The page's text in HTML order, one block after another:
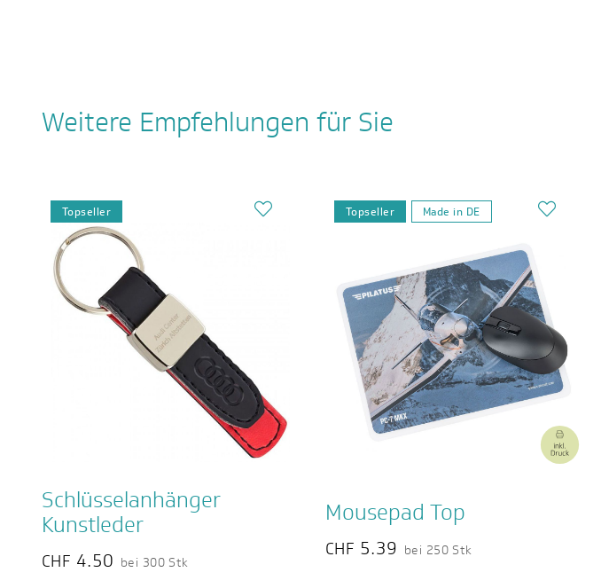
Weitere Empfehlungen für Sie
Topseller
Schlüsselanhänger
Kunstleder
CHF 4.50 bei 300 Stk
Topseller Made in DE
Mousepad Top
CHF 5.39 bei 250 Stk